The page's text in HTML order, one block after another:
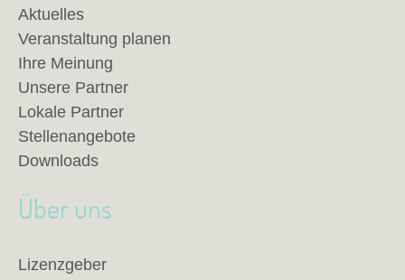
Aktuelles
Veranstaltung planen
Ihre Meinung
Unsere Partner
Lokale Partner
Stellenangebote
Downloads
Über uns
Lizenzgeber